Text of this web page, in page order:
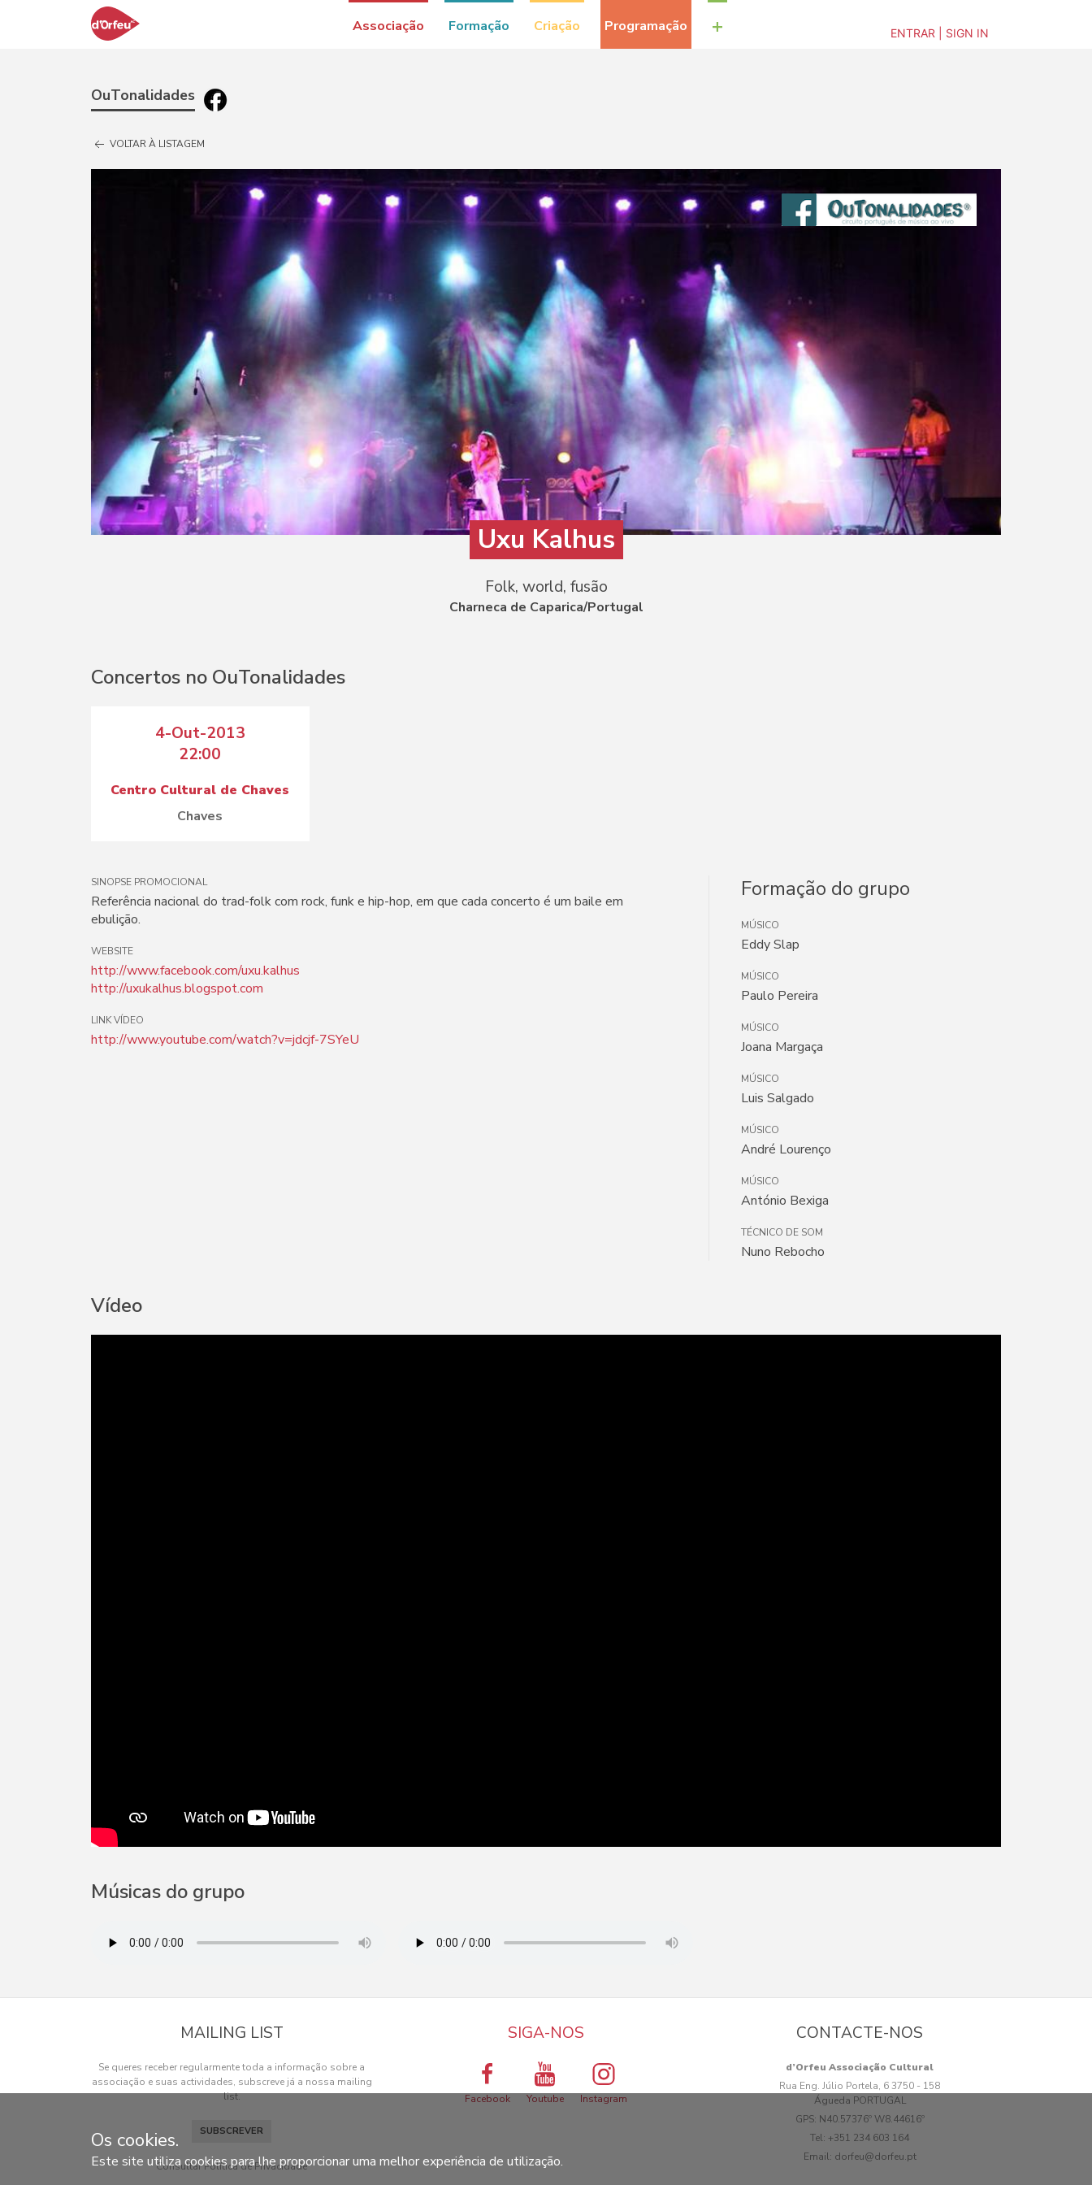
Os cookies.
Este site utiliza cookies para lhe proporcionar uma melhor experiência de utilização.
Associação Formação Criação Programação + ENTRAR | SIGN IN
OuTonalidades
VOLTAR À LISTAGEM
Uxu Kalhus
Folk, world, fusão
Charneca de Caparica/Portugal
Concertos no OuTonalidades
4-Out-2013
22:00
Centro Cultural de Chaves
Chaves
SINOPSE PROMOCIONAL
Referência nacional do trad-folk com rock, funk e hip-hop, em que cada concerto é um baile em
ebulição.
WEBSITE
http://www.facebook.com/uxu.kalhus
http://uxukalhus.blogspot.com
LINK VÍDEO
http://www.youtube.com/watch?v=jdcjf-7SYeU
Formação do grupo
MÚSICO
Eddy Slap
MÚSICO
Paulo Pereira
MÚSICO
Joana Margaça
MÚSICO
Luis Salgado
MÚSICO
André Lourenço
MÚSICO
António Bexiga
TÉCNICO DE SOM
Nuno Rebocho
Vídeo
Músicas do grupo
MAILING LIST
Se queres receber regularmente toda a informação sobre a
associação e suas actividades, subscreve já a nossa mailing
list.
SUBSCREVER
Consultar Política de Privacidade
SIGA-NOS
Facebook Youtube Instagram
CONTACTE-NOS
d’Orfeu Associação Cultural
Rua Eng. Júlio Portela, 6 3750 - 158
Águeda PORTUGAL
GPS: N40.57376º W8.44616º
Tel:+351 234 603 164
Email: dorfeu@dorfeu.pt